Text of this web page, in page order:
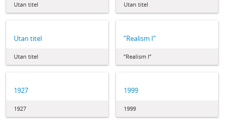
Utan titel Utan titel
Utan titel
Utan titel
”Realism I”
”Realism I”
1927
1927
1999
1999